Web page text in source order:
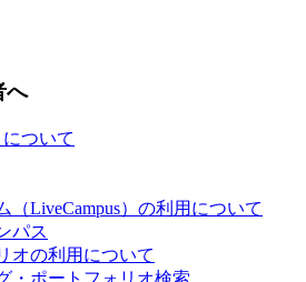
へ
ついて
（LiveCampus）の利用について
パス
オの利用について
・ポートフォリオ検索